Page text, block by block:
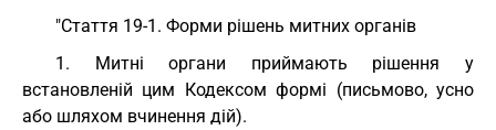
"Стаття 19-1. Форми рішень митних органів
1. Митні органи приймають рішення у
встановленій цим Кодексом формі (письмово, усно
або шляхом вчинення дій).